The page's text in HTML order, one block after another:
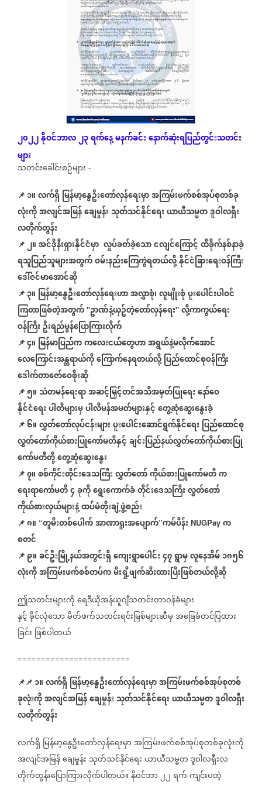
၂၀၂၂နိုဝင်ဘာလ၂၃ရက်နေ့မနက်ခင်းနောက်ဆုံးရပြည်တွင်းသတင်း
များ
သတင်းခေါင်းစဉ်များ -
📌 ၁။လက်ရှိ မြန်မာ့နွေဦးတော်လှန်ရေးမှာအကြမ်းဖက်စစ်အုပ်စုတစ်ခု
လုံးကိုအလျင်အမြန်ချေမှုန်းသုတ်သင်နိုင်ရေးယာယီသမ္မတဒူဝါလရှီး
လတိုက်တွန်း
📌၂။အင်ဒိုနီးရှားနိုင်ငံမှာ လှုပ်ခတ်ခဲ့သောငလျင်ကြောင့်ထိခိုက်နစ်နာခဲ့
ရသူပြည်သူများအတွက်ဝမ်းနည်းကြေကွဲရတယ်လို့နိုင်ငံခြားရေးဝန်ကြီး
ဒေါ်ဇင်မာအောင်ဆို
📌၃။ မြန်မာ့နွေဦးတော်လှန်ရေးဟာအလွှာစုံ၊လူမျိုးစုံပူးပေါင်းပါဝင်
ကြတာဖြစ်တဲ့အတွက် "ဥာဏ်နဲ့ယှဥ်တဲ့တော်လှန်ရေး" လို့ကာကွယ်ရေး
ဝန်ကြီး ဦးရည်မွန်ပြောကြားလိုက်
📌၄။ မြန်မာပြည်ကကလေးငယ်တွေဟာအရွယ်နဲ့မလိုက်အောင်
လေကြောင်းအန္တရာယ်ကိုကြောက်နေရတယ်လို့ပြည်ထောင်စုဝန်ကြီး
ဒေါက်တာဇော်ဝေစိုးဆို
📌၅။သံတမန်ရေးရာအဆင့်မြှင့်တင်အသိအမှတ်ပြုရေးနော်ဝေ
နိုင်ငံရေးပါတီများမှပါလီမန်အမတ်များနှင့်တွေ့ဆုံဆွေးနွေးခဲ့
📌၆။လွှတ်တော်လုပ်ငန်းများပူးပေါင်းဆောင်ရွက်နိုင်ရေး ပြည်ထောင်စု
လွှတ်တော်ကိုယ်စားပြုကော်မတီနှင့်ချင်းပြည်နယ်လွှတ်တော်ကိုယ်စားပြု
ကော်မတီတို့တွေ့ဆုံဆွေးနွေး
📌၇။စစ်ကိုင်းတိုင်းဒေသကြီးလွှတ်တော်ကိုယ်စားပြုကော်မတီက
ရေးရာကော်မတီ၄ခုကိုရွေးကောက်ခံတိုင်းဒေသကြီးလွှတ်တော်
ကိုယ်စားလှယ်များနဲ့ထပ်မံတိုးချဲ့ဖွဲ့စည်း
📌၈။ “တူမီးတစ်ပေါက်အာဏာရူးအပျောက်”ကမ်ပိန်း NUGPay က
စတင်
📌၉။ခင်ဦးမြို့နယ်အတွင်းရှိကျေးရွာပေါင်း၄၇ရွာမှလူနေအိမ်၁၈၅၆
လုံးကိုအကြမ်းဖက်စစ်တပ်ကမီးရှို့ဖျက်ဆီးထားပြီးဖြစ်တယ်လို့ဆို
ဤသတင်းများကိုရေဒီယိုအန်ယူဂျီသတင်းတာဝန်ခံများ
နှင့်ခိုင်လုံသောမိတ်ဖက်သတင်းရင်းမြစ်များဆီမှအခြေခံတင်ပြထား
ခြင်း ဖြစ်ပါတယ်
========================
📌📌၁။လက်ရှိ မြန်မာ့နွေဦးတော်လှန်ရေးမှာအကြမ်းဖက်စစ်အုပ်စုတစ်
ခုလုံးကိုအလျင်အမြန်ချေမှုန်းသုတ်သင်နိုင်ရေးယာယီသမ္မတဒူဝါလရှီး
လတိုက်တွန်း
လက်ရှိ မြန်မာ့နွေဦးတော်လှန်ရေးမှာအကြမ်းဖက်စစ်အုပ်စုတစ်ခုလုံးကို
အလျင်အမြန်ချေမှုန်း သုတ်သင်နိုင်ရေးယာယီသမ္မတဒူဝါလရှီးလ
တိုက်တွန်းပြောကြားလိုက်ပါတယ်။နိုဝင်ဘာ၂၂ရက်ကျင်းပတဲ့